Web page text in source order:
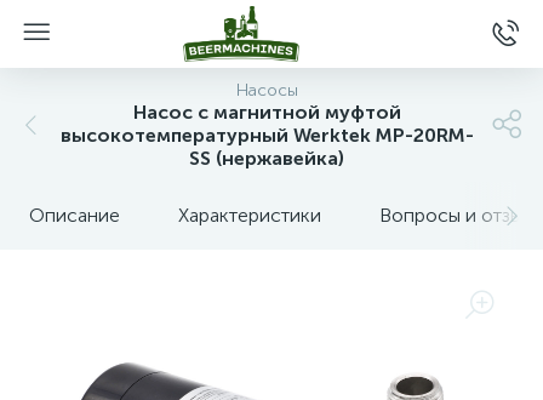
Насосы
Насос с магнитной муфтой
высокотемпературный Werktek MP-20RM-
SS (нержавейка)
Описание Характеристики Вопросы и отзывы